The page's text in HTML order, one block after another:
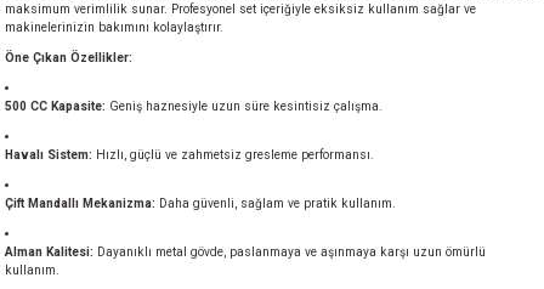
maksimum verimlilik sunar. Profesyonel set içeriğiyle eksiksiz kullanım sağlar ve
makinelerinizin bakımını kolaylaştırır.
Öne Çıkan Özellikler:
500 CC Kapasite: Geniş haznesiyle uzun süre kesintisiz çalışma.
Havalı Sistem: Hızlı, güçlü ve zahmetsiz gresleme performansı.
Çift Mandallı Mekanizma: Daha güvenli, sağlam ve pratik kullanım.
Alman Kalitesi: Dayanıklı metal gövde, paslanmaya ve aşınmaya karşı uzun ömürlü
kullanım.